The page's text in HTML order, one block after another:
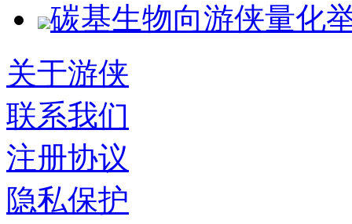
碳基生物向游侠量化
关于游侠
联系我们
注册协议
隐私保护